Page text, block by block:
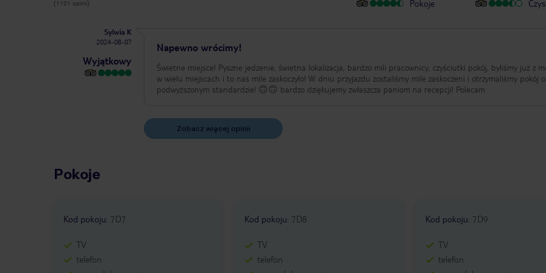
(1101 opinii) Pokoje
Sylwia K
2024-08-07
Wyjątkowy
Napewno wrócimy!
Świetne miejsce! Pyszne jedzenie, świetna lokalizacja, bardzo mili pracownicy, czyściutki pokój, byliśmy już z mężem
w wielu miejscach i to nas mile zaskoczyło! W dniu przyjazdu zostaliśmy mile zaskoczeni i otrzymaliśmy pokój o
podwyższonym standardzie! 🙃🙃 bardzo dziękujemy zwłaszcza paniom na recepcji! Polecam
Zobacz więcej opinii
Pokoje
Kod pokoju: 7D7
TV
telefon
Kod pokoju: 7D8
TV
telefon
Kod pokoju: 7D9
TV
telefon